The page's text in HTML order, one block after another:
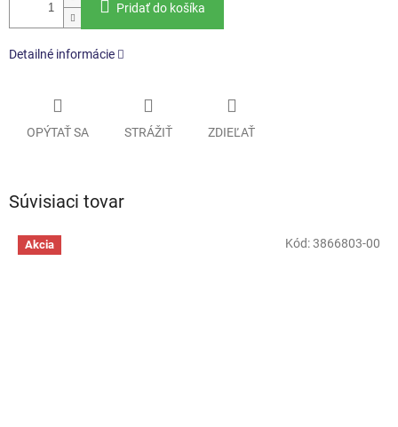
Pridať do košíka
Detailné informácie
OPÝTAŤ SA STRÁŽIŤ ZDIEĽAŤ
Súvisiaci tovar
Akcia Kód:3866803-00